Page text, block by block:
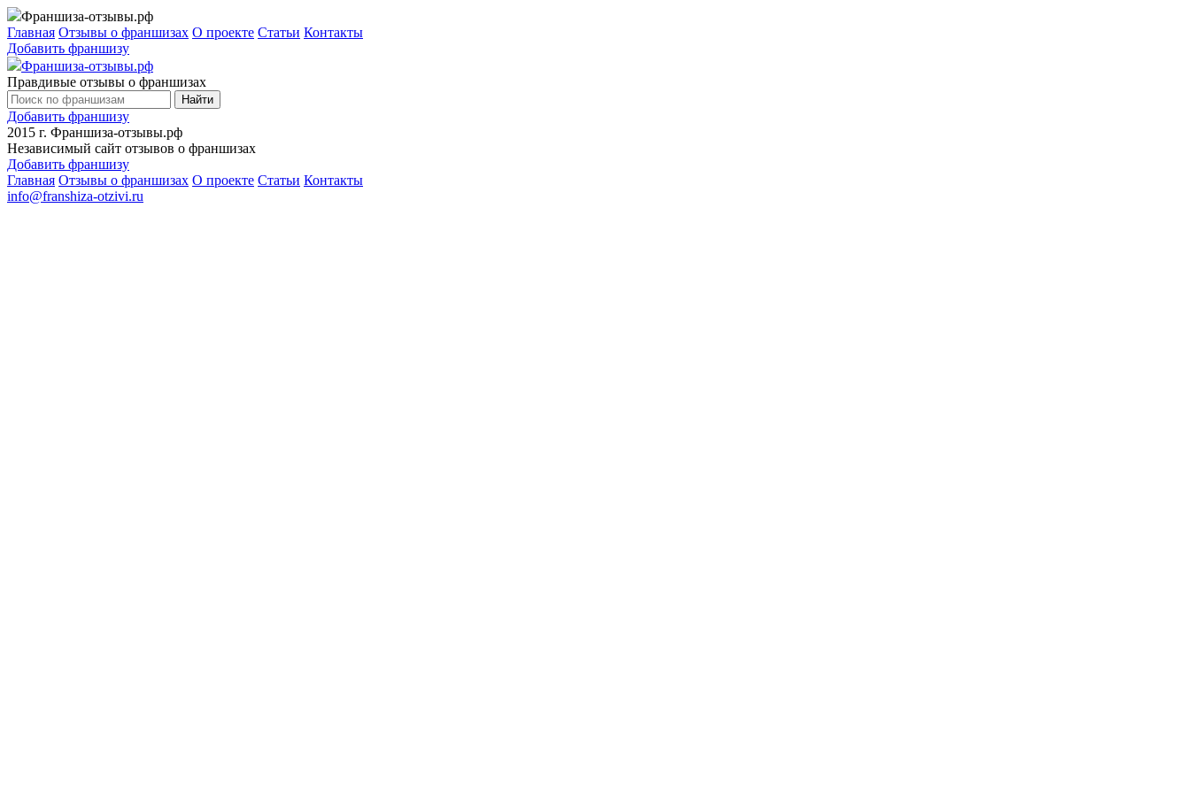
Франшиза-отзывы.рф
Главная Отзывы о франшизах О проекте Статьи Контакты
Добавить франшизу
Франшиза-отзывы.рф
Правдивые отзывы о франшизах
Найти
Добавить франшизу
2015 г. Франшиза-отзывы.рф
Независимый сайт отзывов о франшизах
Добавить франшизу
Главная Отзывы о франшизах О проекте Статьи Контакты
info@franshiza-otzivi.ru